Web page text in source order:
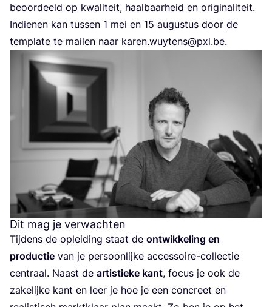
beoor­deeld op kwa­li­teit, haal­baar­heid en originaliteit.
Indie­nen kan tus­sen 1 mei en 15 augus­tus door de
tem­pla­te te mai­len naar karen.​wuytens@​pxl.​be.
Dit mag je verwachten
Tij­dens de oplei­ding staat de ont­wik­ke­ling en
pro­duc­tie van je per­soon­lij­ke acces­soi­re-col­lec­tie
cen­traal. Naast de artis­tie­ke kant, focus je ook de
zake­lij­ke kant en leer je hoe je een con­creet en